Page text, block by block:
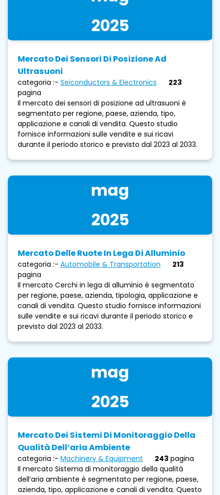
2025
Mercato Dei Sensori Di Posizione Ad
Ultrasuoni
categoria :- Seiconductors & Electronics
223
pagina
Il mercato dei sensori di posizione ad ultrasuoni è
segmentato per regione, paese, azienda, tipo,
applicazione e canali di vendita. Questo studio
fornisce informazioni sulle vendite e sui ricavi
durante il periodo storico e previsto dal 2023 al 2033.
mag
2025
Mercato Delle Ruote In Lega Di Alluminio
categoria :- Automobile & Transportation
213
pagina
Il mercato Cerchi in lega di alluminio è segmentato
per regione, paese, azienda, tipologia, applicazione e
canali di vendita. Questo studio fornisce informazioni
sulle vendite e sui ricavi durante il periodo storico e
previsto dal 2023 al 2033.
mag
2025
Mercato Dei Sistemi Di Monitoraggio Della
Qualità Dell’aria Ambiente
categoria :- Machinery & Equipment 243 pagina
Il mercato Sistema di monitoraggio della qualità
dell’aria ambiente è segmentato per regione, paese,
azienda, tipo, applicazione e canali di vendita. Questo